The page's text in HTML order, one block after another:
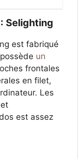
Selighting
est fabriqué
un
frontales
en filet,
Les
est assez